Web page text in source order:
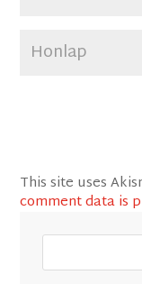
This site uses
comment data is